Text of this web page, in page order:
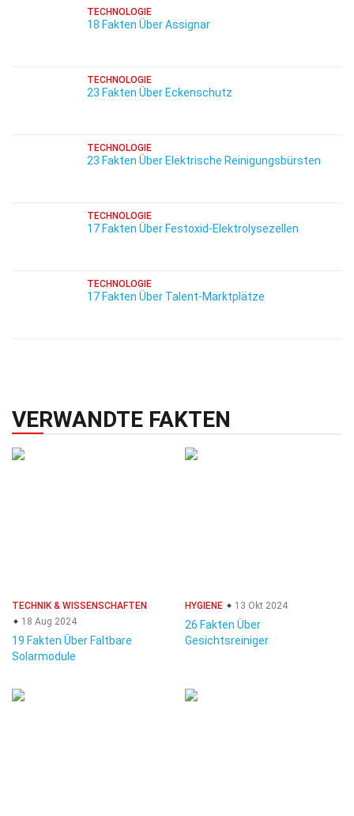
TECHNOLOGIE
18 Fakten Über Assignar
TECHNOLOGIE
23 Fakten Über Eckenschutz
TECHNOLOGIE
23 Fakten Über Elektrische Reinigungsbürsten
TECHNOLOGIE
17 Fakten Über Festoxid-Elektrolysezellen
TECHNOLOGIE
17 Fakten Über Talent-Marktplätze
VERWANDTE FAKTEN
TECHNIK & WISSENSCHAFTEN
18 Aug 2024
19 Fakten Über Faltbare
Solarmodule
HYGIENE 13 Okt 2024
26 Fakten Über
Gesichtsreiniger